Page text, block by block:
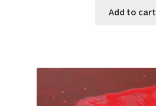
Add to cart